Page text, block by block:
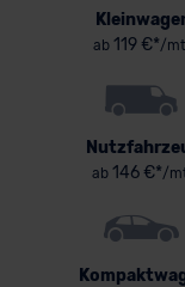
ab 119 €*/
ab146 €*/